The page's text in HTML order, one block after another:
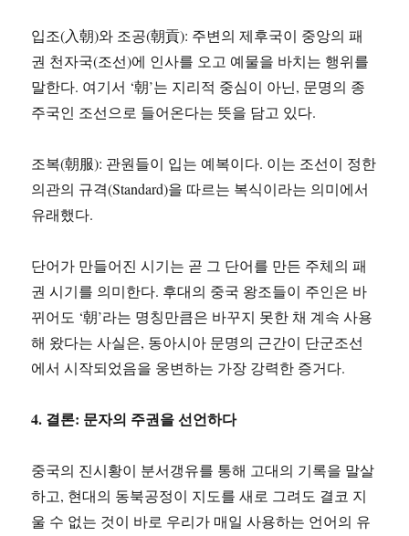
입조(入朝)와 조공(朝貢): 주변의 제후국이 중앙의 패
권 천자국(조선)에 인사를 오고 예물을 바치는 행위를
말한다. 여기서 ‘朝’는 지리적 중심이 아닌, 문명의 종
주국인 조선으로 들어온다는 뜻을 담고 있다.
조복(朝服): 관원들이 입는 예복이다. 이는 조선이 정한
의관의 규격(Standard)을 따르는 복식이라는 의미에서
유래했다.
단어가 만들어진 시기는 곧 그 단어를 만든 주체의 패
권 시기를 의미한다. 후대의 중국 왕조들이 주인은 바
뀌어도 ‘朝’라는 명칭만큼은 바꾸지 못한 채 계속 사용
해 왔다는 사실은, 동아시아 문명의 근간이 단군조선
에서 시작되었음을 웅변하는 가장 강력한 증거다.
4. 결론: 문자의 주권을 선언하다
중국의 진시황이 분서갱유를 통해 고대의 기록을 말살
하고, 현대의 동북공정이 지도를 새로 그려도 결코 지
울 수 없는 것이 바로 우리가 매일 사용하는 언어의 유